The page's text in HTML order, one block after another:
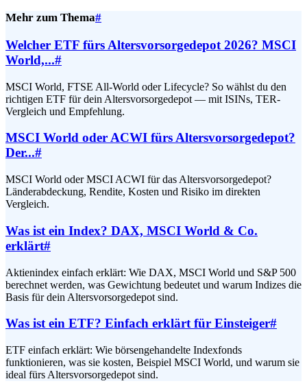
Mehr zum Thema#
Welcher ETF fürs Altersvorsorgedepot 2026? MSCI
World,...#
MSCI World, FTSE All-World oder Lifecycle? So wählst du den
richtigen ETF für dein Altersvorsorgedepot — mit ISINs, TER-
Vergleich und Empfehlung.
MSCI World oder ACWI fürs Altersvorsorgedepot?
Der...#
MSCI World oder MSCI ACWI für das Altersvorsorgedepot?
Länderabdeckung, Rendite, Kosten und Risiko im direkten
Vergleich.
Was ist ein Index? DAX, MSCI World & Co.
erklärt#
Aktienindex einfach erklärt: Wie DAX, MSCI World und S&P 500
berechnet werden, was Gewichtung bedeutet und warum Indizes die
Basis für dein Altersvorsorgedepot sind.
Was ist ein ETF? Einfach erklärt für Einsteiger#
ETF einfach erklärt: Wie börsengehandelte Indexfonds
funktionieren, was sie kosten, Beispiel MSCI World, und warum sie
ideal fürs Altersvorsorgedepot sind.